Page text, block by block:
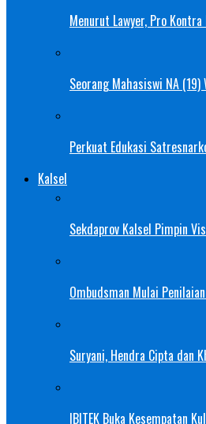
Menurut Lawyer, Pro
Seorang Mahasiswi NA
Perkuat Edukasi
Kalsel
Sekdaprov Kalsel Pimpin
Ombudsman Mulai
Suryani, Hendra Cipta dan
IBITEK Buka Kesempatan